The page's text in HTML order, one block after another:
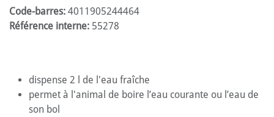
Code-barres: 4011905244464
Référence interne: 55278
dispense 2 l de l'eau fraîche
permet à l'animal de boire l’eau courante ou l’eau de
son bol